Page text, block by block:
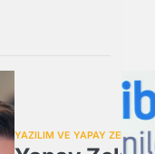
YAZILIM VE YAPAY ZEKA